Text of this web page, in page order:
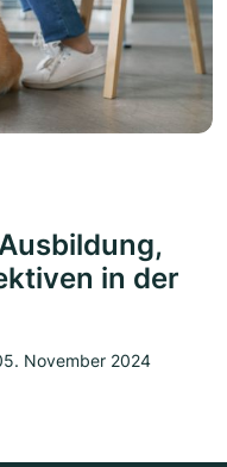
in der
November 2024